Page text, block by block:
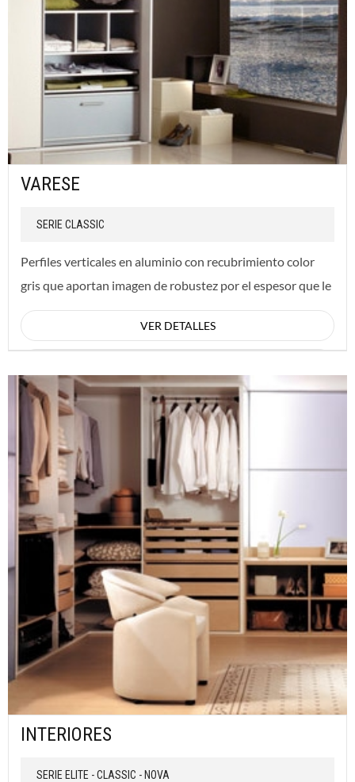
VARESE
SERIE CLASSIC
Perfiles verticales en aluminio con recubrimiento color
gris que aportan imagen de robustez por el espesor que le
dan a la puerta, cumpliendo a la vez...
VER DETALLES
INTERIORES
SERIE ELITE - CLASSIC - NOVA